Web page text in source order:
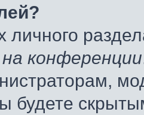
личного
конференции
будете